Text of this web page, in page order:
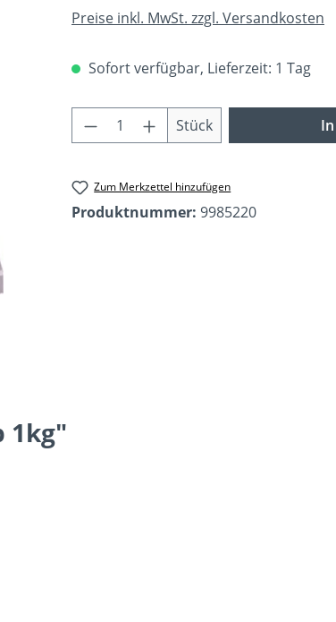
Preise inkl. MwSt. zzgl. Versandkosten
Sofort verfügbar, Lieferzeit: 1 Tag
Produkt Anzahl: Gib den
Stück
Zum Merkzettel hinzufügen
Produktnummer: 9985220
1kg"